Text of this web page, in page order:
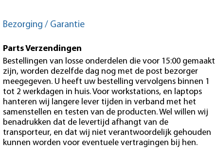
Bezorging / Garantie
Parts Verzendingen
Bestellingen van losse onderdelen die voor 15:00 gemaakt
zijn, worden dezelfde dag nog met de post bezorger
meegegeven. U heeft uw bestelling vervolgens binnen 1
tot 2 werkdagen in huis. Voor workstations, en laptops
hanteren wij langere lever tijden in verband met het
samenstellen en testen van de producten. Wel willen wij
benadrukken dat de levertijd afhangt van de
transporteur, en dat wij niet verantwoordelijk gehouden
kunnen worden voor eventuele vertragingen bij hen.